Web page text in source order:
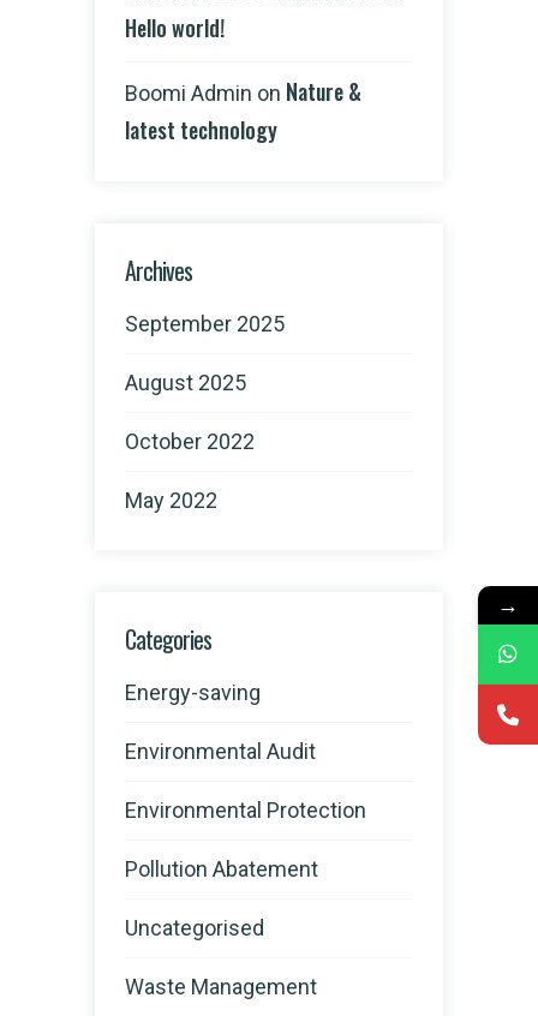
Hello world!
Boomi Admin on Nature &
latest technology
Archives
September 2025
August 2025
October 2022
May 2022
Categories
Energy-saving
Environmental Audit
Environmental Protection
Pollution Abatement
Uncategorised
Waste Management
→